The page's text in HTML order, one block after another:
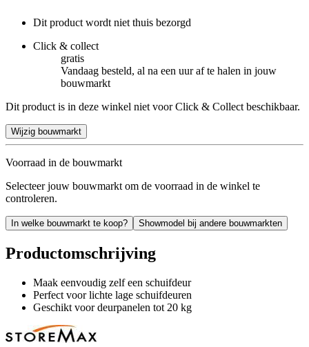
Dit product wordt niet thuis bezorgd
Click & collect
gratis
Vandaag besteld, al na een uur af te halen in jouw
bouwmarkt
Dit product is in deze winkel niet voor Click & Collect beschikbaar.
Wijzig bouwmarkt
Voorraad in de bouwmarkt
Selecteer jouw bouwmarkt om de voorraad in de winkel te
controleren.
In welke bouwmarkt te koop? Showmodel bij andere bouwmarkten
Productomschrijving
Maak eenvoudig zelf een schuifdeur
Perfect voor lichte lage schuifdeuren
Geschikt voor deurpanelen tot 20 kg